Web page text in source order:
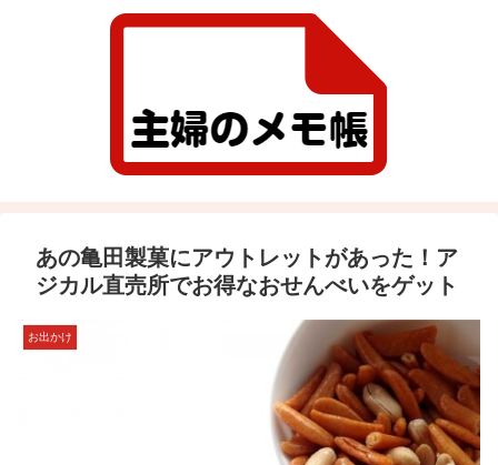
あの亀田製菓にアウトレットがあった！ア
ジカル直売所でお得なおせんべいをゲット
お出かけ